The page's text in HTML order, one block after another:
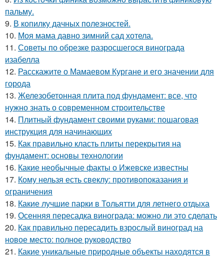
пальму.
9. В копилку дачных полезностей.
10. Моя мама давно зимний сад хотела.
11. Советы по обрезке разросшегося винограда
изабелла
12. Расскажите о Мамаевом Кургане и его значении для
города
13. Железобетонная плита под фундамент: все, что
нужно знать о современном строительстве
14. Плитный фундамент своими руками: пошаговая
инструкция для начинающих
15. Как правильно класть плиты перекрытия на
фундамент: основы технологии
16. Какие необычные факты о Ижевске известны
17. Кому нельзя есть свеклу: противопоказания и
ограничения
18. Какие лучшие парки в Тольятти для летнего отдыха
19. Осенняя пересадка винограда: можно ли это сделать
20. Как правильно пересадить взрослый виноград на
новое место: полное руководство
21. Какие уникальные природные объекты находятся в